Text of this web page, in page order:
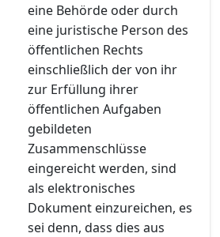
eine Behörde oder durch
eine juristische Person des
öffentlichen Rechts
einschließlich der von ihr
zur Erfüllung ihrer
öffentlichen Aufgaben
gebildeten
Zusammenschlüsse
eingereicht werden, sind
als elektronisches
Dokument einzureichen, es
sei denn, dass dies aus